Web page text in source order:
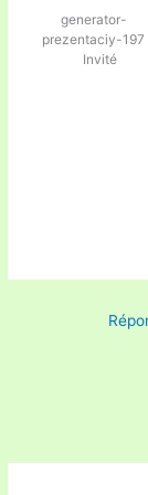
generator-
prezentaciy-197
Invité